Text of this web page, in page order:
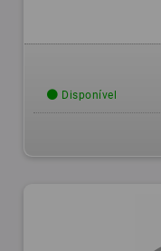
Disponível